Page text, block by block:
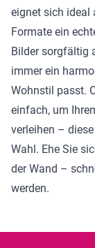
eignet sich ideal
Formate ein
Bilder sorgfältig
immer ein
Wohnstil passt.
einfach, um
verleihen –
Wahl. Ehe Sie
der Wand –
werden.